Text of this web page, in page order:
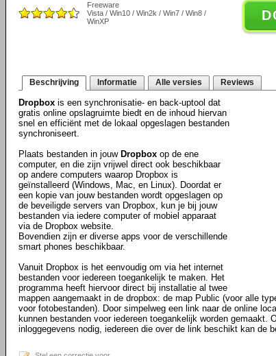
Freeware
Vista / Win10 / Win2k / Win7 / Win8 /
WinXP
Beschrijving Informatie Alle versies Reviews
Dropbox is een synchronisatie- en back-uptool dat
gratis online opslagruimte biedt en de inhoud hiervan
snel en efficiënt met de lokaal opgeslagen bestanden
synchroniseert.
Plaats bestanden in jouw Dropbox op de ene
computer, en die zijn vrijwel direct ook beschikbaar
op andere computers waarop Dropbox is
geïnstalleerd (Windows, Mac, en Linux). Doordat er
een kopie van jouw bestanden wordt opgeslagen op
de beveiligde servers van Dropbox, kun je bij jouw
bestanden via iedere computer of mobiel apparaat
via de Dropbox website.
Bovendien zijn er diverse apps voor de verschillende
smart phones beschikbaar.
Vanuit Dropbox is het eenvoudig om via het internet
bestanden voor iedereen toegankelijk te maken. Het
programma heeft hiervoor direct bij installatie al twee
mappen aangemaakt in de dropbox: de map Public (voor alle
voor fotobestanden). Door simpelweg een link naar de online
kunnen bestanden voor iedereen toegankelijk worden gemaakt.
inloggegevens nodig, iedereen die over de link beschikt kan de